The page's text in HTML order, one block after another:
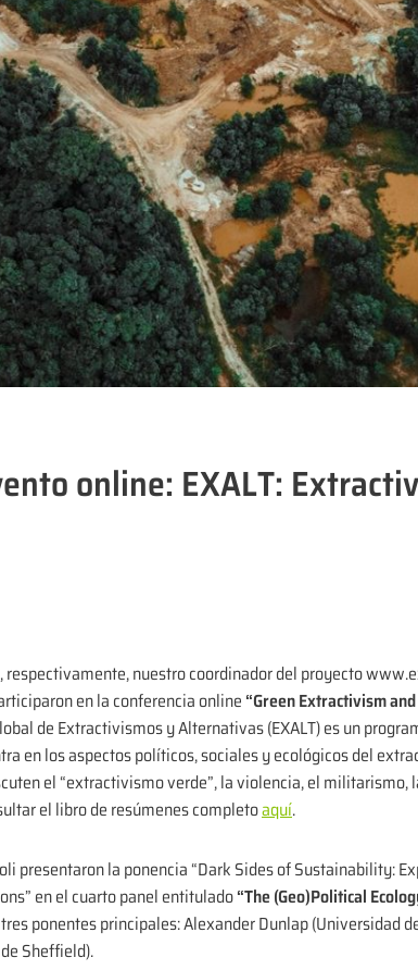
online: EXALT:
respectivamente, nuestro coordinador del proyecto
en la conferencia online “Green Extractivism
de Extractivismos y Alternativas (EXALT) es un
en los aspectos políticos, sociales y ecológicos del
el “extractivismo verde”, la violencia, el militarismo,
el libro de resúmenes completoaquí.
presentaron la ponencia “Dark Sides of Sustainability:
en el cuarto panel entitulado“The (Geo)Political
ponentes principales: Alexander Dunlap (Universidad
Sheffield).